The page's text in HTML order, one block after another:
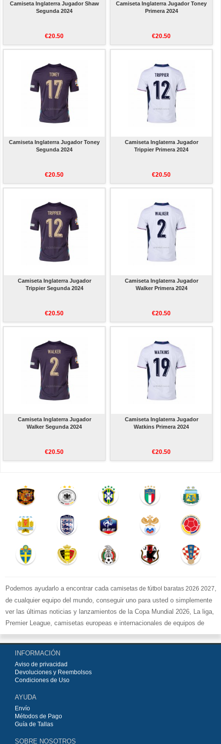
Camiseta Inglaterra Jugador Shaw
Segunda 2024
€20.50
Camiseta Inglaterra Jugador Toney
Primera 2024
€20.50
Camiseta Inglaterra Jugador Toney
Segunda 2024
€20.50
Camiseta Inglaterra Jugador
Trippier Primera 2024
€20.50
Camiseta Inglaterra Jugador
Trippier Segunda 2024
€20.50
Camiseta Inglaterra Jugador
Walker Primera 2024
€20.50
Camiseta Inglaterra Jugador
Walker Segunda 2024
€20.50
Camiseta Inglaterra Jugador
Watkins Primera 2024
€20.50
Podemos ayudarlo a encontrar cada camisetas de fútbol baratas 2026 2027,
de cualquier equipo del mundo, conseguir uno para usted o simplemente
ver las últimas noticias y lanzamientos de la Copa Mundial 2026, La liga,
Premier League, camisetas europeas e internacionales de equipos de
fútbol y kits.
Comprecamisetas de fútbol baratas replicasen la tienda deportiva
más grande de Europa. ¡Grandes ofertas en todas las camisetas del club
de fútbol, ​​kits europeos e internacionales, todo a los precios más bajos!
Compre nuestra gran selección de
INFORMACIÓN
Aviso de privacidad
Devoluciones y Reembolsos
Condiciones de Uso
AYUDA
Envío
Métodos de Pago
Guía de Tallas
SOBRE NOSOTROS